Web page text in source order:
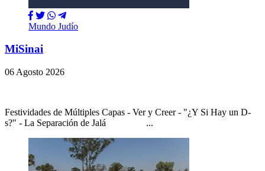
Mundo Judío
MiSinai
06 Agosto 2026
Festividades de Múltiples Capas - Ver y Creer - "¿Y Si Hay un D-
s?" - La Separación de Jalá ...